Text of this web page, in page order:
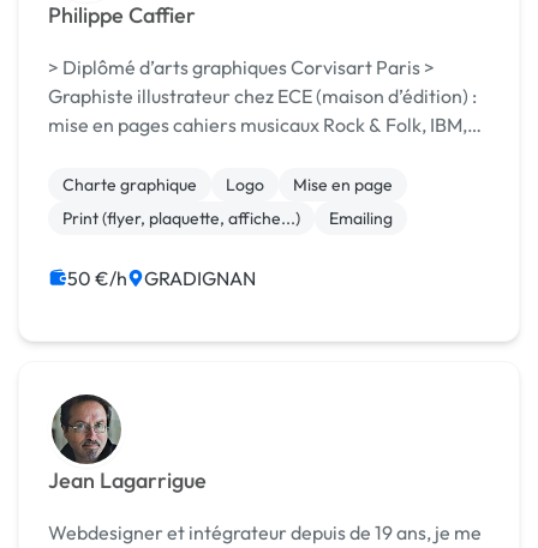
Philippe Caffier
> Diplômé d’arts graphiques Corvisart Paris >
Graphiste illustrateur chez ECE (maison d’édition) :
mise en pages cahiers musicaux Rock & Folk, IBM,
chez D10 Polaris > Graphiste au studio Tire...
Charte graphique Logo
Mise en page
Print (flyer, plaquette, affiche...)
Emailing
50 €/h GRADIGNAN
Jean Lagarrigue
Webdesigner et intégrateur depuis de 19 ans, je me